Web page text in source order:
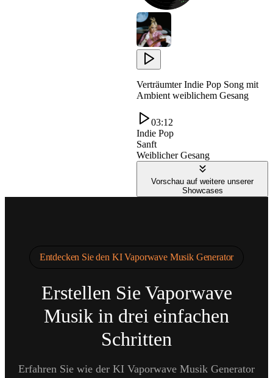
Verträumter Indie Pop Song mit
Ambient weiblichem Gesang
03:12
Indie Pop
Sanft
Weiblicher Gesang
Vorschau auf weitere unserer
Showcases
Entdecken Sie den KI Vaporwave Musik Generator
Erstellen Sie Vaporwave
Musik in drei einfachen
Schritten
Erfahren Sie wie der KI Vaporwave Musik Generator